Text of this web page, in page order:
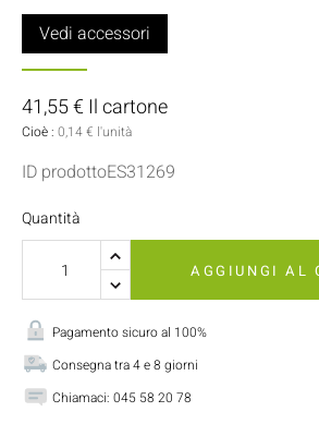
Vedi accessori
41,55 € Il cartone
Cioè : 0,14 € l'unità
ID prodottoES31269
Quantità
AGGIUNGI AL
Pagamento sicuro al 100%
Consegna tra 4 e 8 giorni
Chiamaci: 045 58 20 78